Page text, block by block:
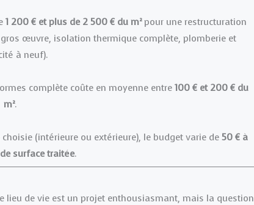
1 200 € et plus de 2 500 € du m²pour une restructuration
œuvre, isolation thermique complète, plomberie et
à neuf).
complète coûte en moyenne entre 100 € et 200 € du
m².
(intérieure ou extérieure), le budget varie de 50 € à
surface traitée.
lieu de vie est un projet enthousiasmant, mais la question